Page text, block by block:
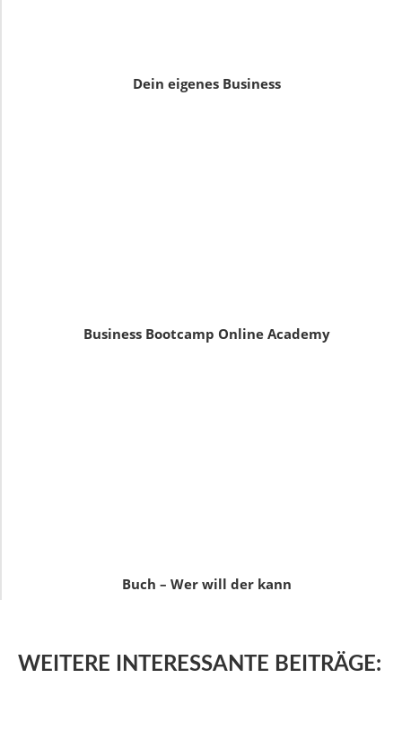
Dein eigenes Business
Business Bootcamp Online Academy
Buch – Wer will der kann
WEITERE INTERESSANTE BEITRÄGE: